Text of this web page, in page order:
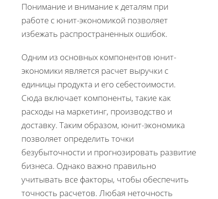
Понимание и внимание к деталям при
работе с юнит-экономикой позволяет
избежать распространенных ошибок.
Одним из основных компонентов юнит-
экономики является расчет выручки с
единицы продукта и его себестоимости.
Сюда включает компоненты, такие как
расходы на маркетинг, производство и
доставку. Таким образом, юнит-экономика
позволяет определить точки
безубыточности и прогнозировать развитие
бизнеса. Однако важно правильно
учитывать все факторы, чтобы обеспечить
точность расчетов. Любая неточность